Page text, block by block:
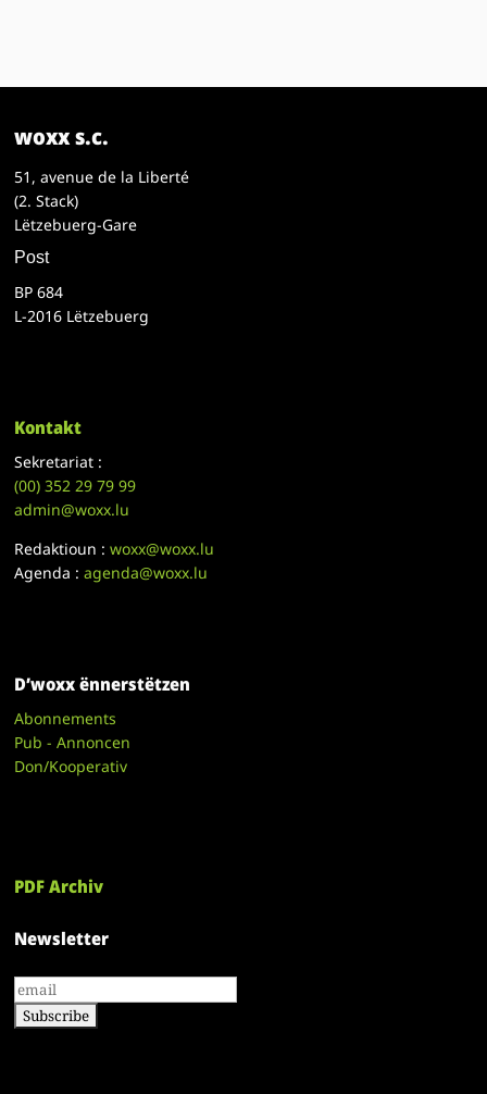
woxx s.c.
51, avenue de la Liberté
(2. Stack)
Lëtzebuerg-Gare
Post
BP 684
L-2016 Lëtzebuerg
Kontakt
Sekretariat :
(00)352 29 79 99
admin@woxx.lu
Redaktioun :woxx@woxx.lu
Agenda :agenda@woxx.lu
D’woxx ënnerstëtzen
Abonnements
Pub - Annoncen
Don/Kooperativ
PDF Archiv
Newsletter